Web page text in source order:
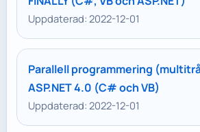
Uppdaterad: 2022-12-01
Parallell programmering
ASP.NET 4.0 (C# och VB)
Uppdaterad: 2022-12-01